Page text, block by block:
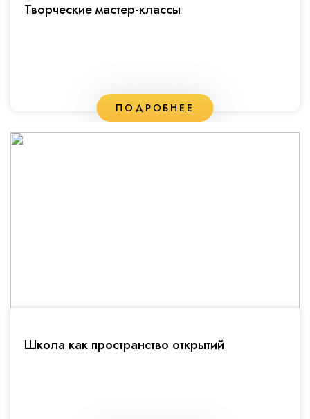
Творческие мастер-классы
ПОДРОБНЕЕ
Школа как пространство открытий